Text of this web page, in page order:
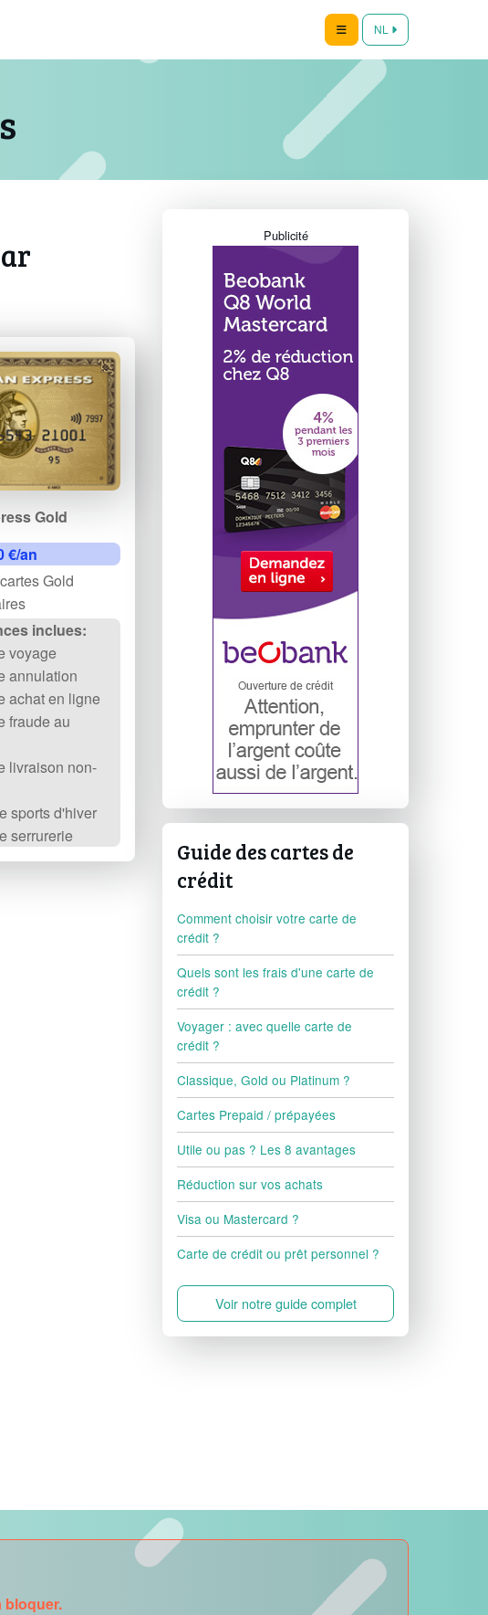
NL
Gold
€/an
Gold
inclues:
voyage
annulation
achat en ligne
fraude au
livraison non-
sports d'hiver
serrurerie
Publicité
Guide des cartes de
crédit
Comment choisir votre carte de
crédit ?
Quels sont les frais d'une carte de
crédit ?
Voyager : avec quelle carte de
crédit ?
Classique, Gold ou Platinum ?
Cartes Prepaid / prépayées
Utile ou pas ? Les 8 avantages
Réduction sur vos achats
Visa ou Mastercard ?
Carte de crédit ou prêt personnel ?
Voir notre guide complet
bloquer.